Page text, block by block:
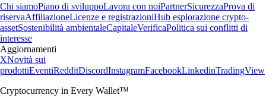
Chi siamoPiano di sviluppoLavora con noiPartnerSicurezzaProva di
riservaAffiliazioneLicenze e registrazioniHub esplorazione crypto-
assetSostenibilità ambientaleCapitaleVerificaPolitica sui conflitti di
interesse
Aggiornamenti
XNovità sui
prodottiEventiRedditDiscordInstagramFacebookLinkedinTradingView
Cryptocurrency in Every Wallet™